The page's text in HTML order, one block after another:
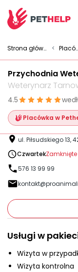
+48 790 277 277
Pakiety
Ubezpieczenie psa
Benefit dla firm
O nas
Placówki
Zaloguj się
Strona główna < Placówki
Przychodnia
Weterynarz
4.5
Placówka w
ul. Piłsudskiego 13,
CzwartekZamknięte
576 13 99 99
Usługi w
Wizyta w
Wizyta kontrolna